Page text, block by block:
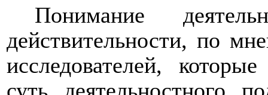
Понимание
действительности, по
исследователей,